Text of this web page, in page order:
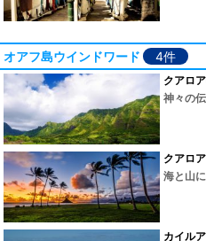
オアフ島ウインドワード 4件
クアロ
神々の
クアロ
海と山
カイル